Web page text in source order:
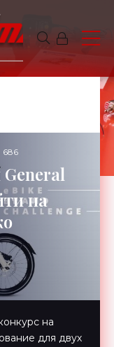
686
на
на
для двух